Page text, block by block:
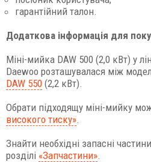
гарантійний талон.
Додаткова інформація для
Міні-мийка DAW 500 (2,0 кВт) у
Daewoo розташувалася між
DAW 550 (2,2 кВт).
Обрати підходящу міні-мийку
високого тиску».
Знайти необхідні запасні
розділі «Запчастини».